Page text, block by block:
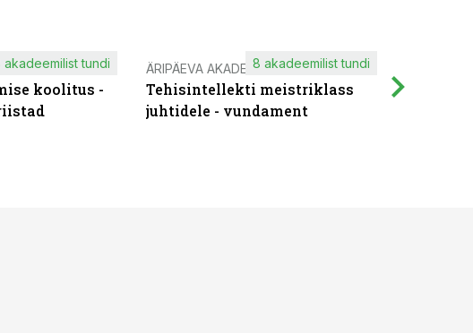
koolitus -
akadeemilist tundi ÄRIPÄEVA AKADEEMIA
Tehisintellekti meistriklass
juhtidele - vundament
8 akadeemilist tundi